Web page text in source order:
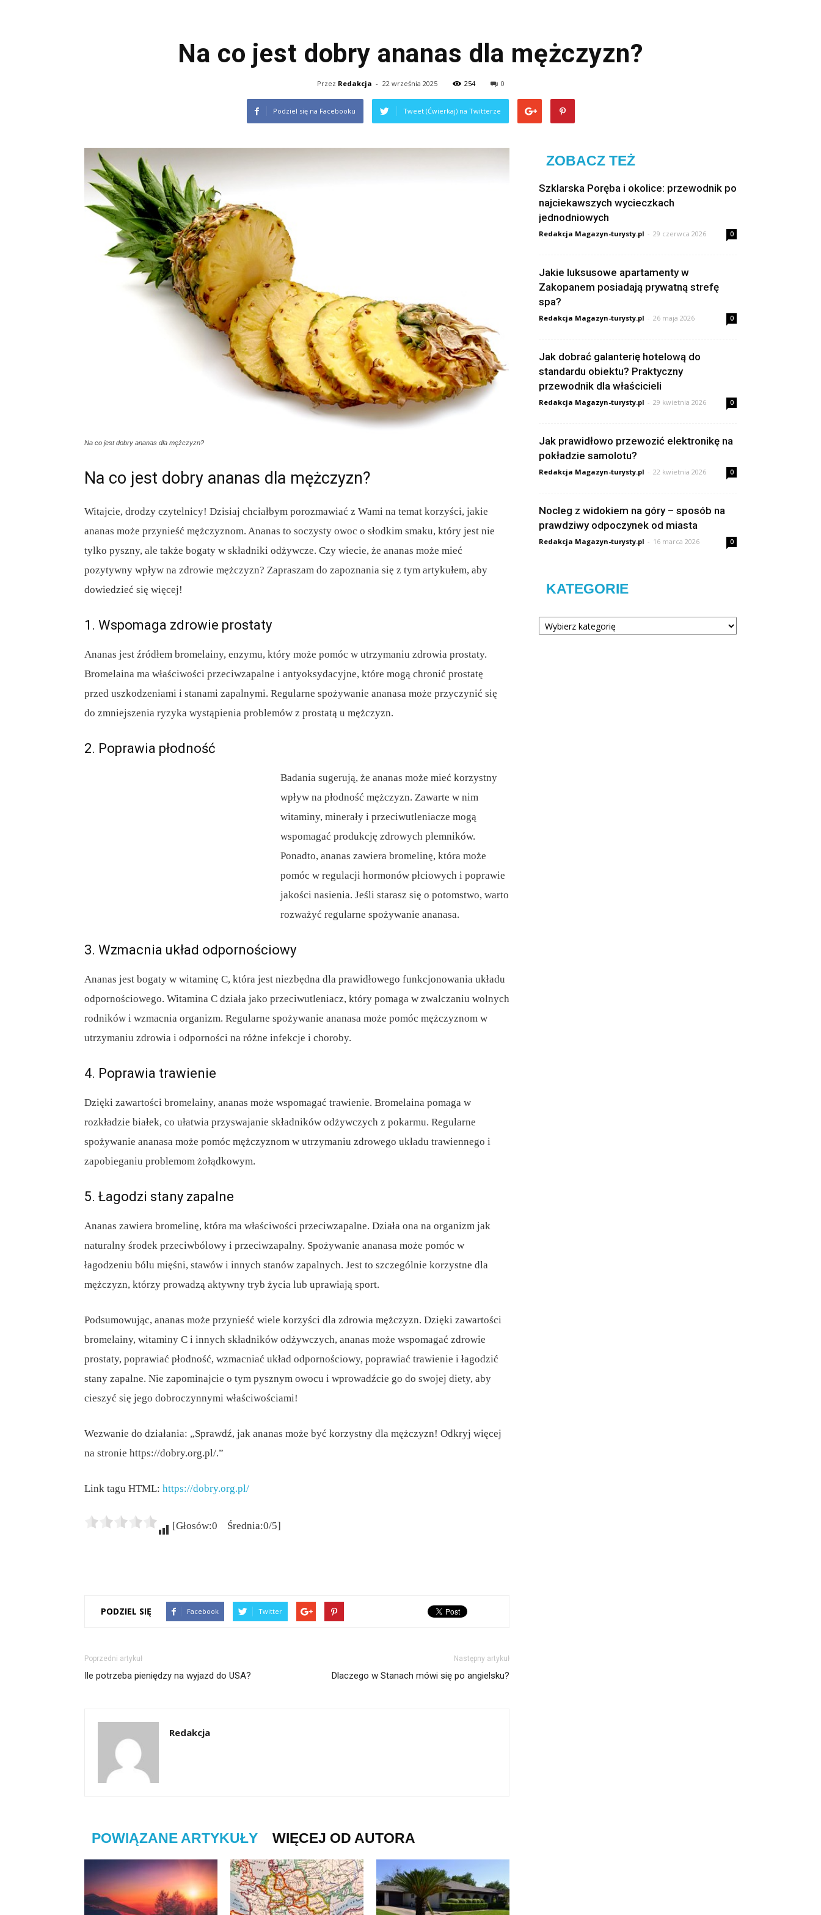
Na co jest dobry ananas dla mężczyzn?
Przez Redakcja - 22 września 2025 254 0
Podziel się na Facebooku Tweet (Ćwierkaj) na Twitterze
Na co jest dobry ananas dla mężczyzn?
Na co jest dobry ananas dla mężczyzn?
Witajcie, drodzy czytelnicy! Dzisiaj chciałbym porozmawiać z Wami na temat korzyści, jakie
ananas może przynieść mężczyznom. Ananas to soczysty owoc o słodkim smaku, który jest nie
tylko pyszny, ale także bogaty w składniki odżywcze. Czy wiecie, że ananas może mieć
pozytywny wpływ na zdrowie mężczyzn? Zapraszam do zapoznania się z tym artykułem, aby
dowiedzieć się więcej!
1. Wspomaga zdrowie prostaty
Ananas jest źródłem bromelainy, enzymu, który może pomóc w utrzymaniu zdrowia prostaty.
Bromelaina ma właściwości przeciwzapalne i antyoksydacyjne, które mogą chronić prostatę
przed uszkodzeniami i stanami zapalnymi. Regularne spożywanie ananasa może przyczynić się
do zmniejszenia ryzyka wystąpienia problemów z prostatą u mężczyzn.
2. Poprawia płodność
Badania sugerują, że ananas może mieć korzystny
wpływ na płodność mężczyzn. Zawarte w nim
witaminy, minerały i przeciwutleniacze mogą
wspomagać produkcję zdrowych plemników.
Ponadto, ananas zawiera bromelinę, która może
pomóc w regulacji hormonów płciowych i poprawie
jakości nasienia. Jeśli starasz się o potomstwo, warto
rozważyć regularne spożywanie ananasa.
3. Wzmacnia układ odpornościowy
Ananas jest bogaty w witaminę C, która jest niezbędna dla prawidłowego funkcjonowania układu
odpornościowego. Witamina C działa jako przeciwutleniacz, który pomaga w zwalczaniu wolnych
rodników i wzmacnia organizm. Regularne spożywanie ananasa może pomóc mężczyznom w
utrzymaniu zdrowia i odporności na różne infekcje i choroby.
4. Poprawia trawienie
Dzięki zawartości bromelainy, ananas może wspomagać trawienie. Bromelaina pomaga w
rozkładzie białek, co ułatwia przyswajanie składników odżywczych z pokarmu. Regularne
spożywanie ananasa może pomóc mężczyznom w utrzymaniu zdrowego układu trawiennego i
zapobieganiu problemom żołądkowym.
5. Łagodzi stany zapalne
Ananas zawiera bromelinę, która ma właściwości przeciwzapalne. Działa ona na organizm jak
naturalny środek przeciwbólowy i przeciwzapalny. Spożywanie ananasa może pomóc w
łagodzeniu bólu mięśni, stawów i innych stanów zapalnych. Jest to szczególnie korzystne dla
mężczyzn, którzy prowadzą aktywny tryb życia lub uprawiają sport.
Podsumowując, ananas może przynieść wiele korzyści dla zdrowia mężczyzn. Dzięki zawartości
bromelainy, witaminy C i innych składników odżywczych, ananas może wspomagać zdrowie
prostaty, poprawiać płodność, wzmacniać układ odpornościowy, poprawiać trawienie i łagodzić
stany zapalne. Nie zapominajcie o tym pysznym owocu i wprowadźcie go do swojej diety, aby
cieszyć się jego dobroczynnymi właściwościami!
Wezwanie do działania: „Sprawdź, jak ananas może być korzystny dla mężczyzn! Odkryj więcej
na stronie https://dobry.org.pl/.”
Link tagu HTML: https://dobry.org.pl/
[Głosów:0 Średnia:0/5]
PODZIEL SIĘ Facebook Twitter
Poprzedni artykuł
Ile potrzeba pieniędzy na wyjazd do USA?
Następny artykuł
Dlaczego w Stanach mówi się po angielsku?
Redakcja
POWIĄZANE ARTYKUŁY WIĘCEJ OD AUTORA
ZOBACZ TEŻ
Szklarska Poręba i okolice: przewodnik po
najciekawszych wycieczkach
jednodniowych
Redakcja Magazyn-turysty.pl - 29 czerwca 2026 0
Jakie luksusowe apartamenty w
Zakopanem posiadają prywatną strefę
spa?
Redakcja Magazyn-turysty.pl - 26 maja 2026 0
Jak dobrać galanterię hotelową do
standardu obiektu? Praktyczny
przewodnik dla właścicieli
Redakcja Magazyn-turysty.pl - 29 kwietnia 2026 0
Jak prawidłowo przewozić elektronikę na
pokładzie samolotu?
Redakcja Magazyn-turysty.pl - 22 kwietnia 2026 0
Nocleg z widokiem na góry – sposób na
prawdziwy odpoczynek od miasta
Redakcja Magazyn-turysty.pl - 16 marca 2026 0
KATEGORIE
Kategorie